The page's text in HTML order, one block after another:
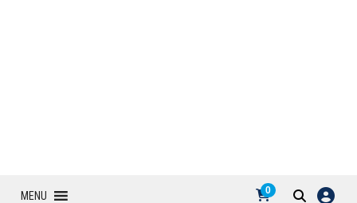
MENU 0